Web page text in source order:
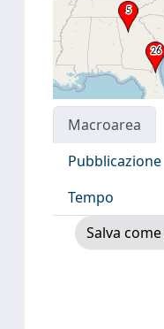
Macroarea
Pubblicazione
Tempo
Salva come